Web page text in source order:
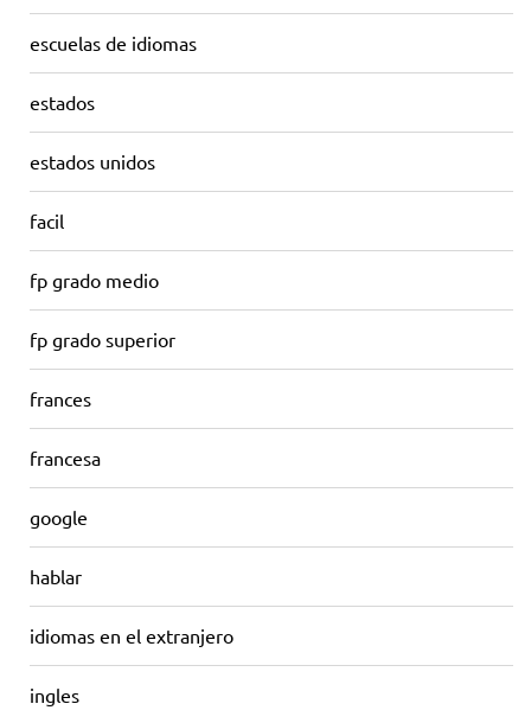
escuelas de idiomas
estados
estados unidos
facil
fp grado medio
fp grado superior
frances
francesa
google
hablar
idiomas en el extranjero
ingles